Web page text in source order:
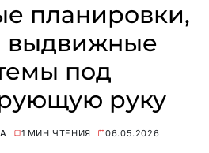
планировки,
выдвижные
под
руку
1 МИН ЧТЕНИЯ 06.05.2026